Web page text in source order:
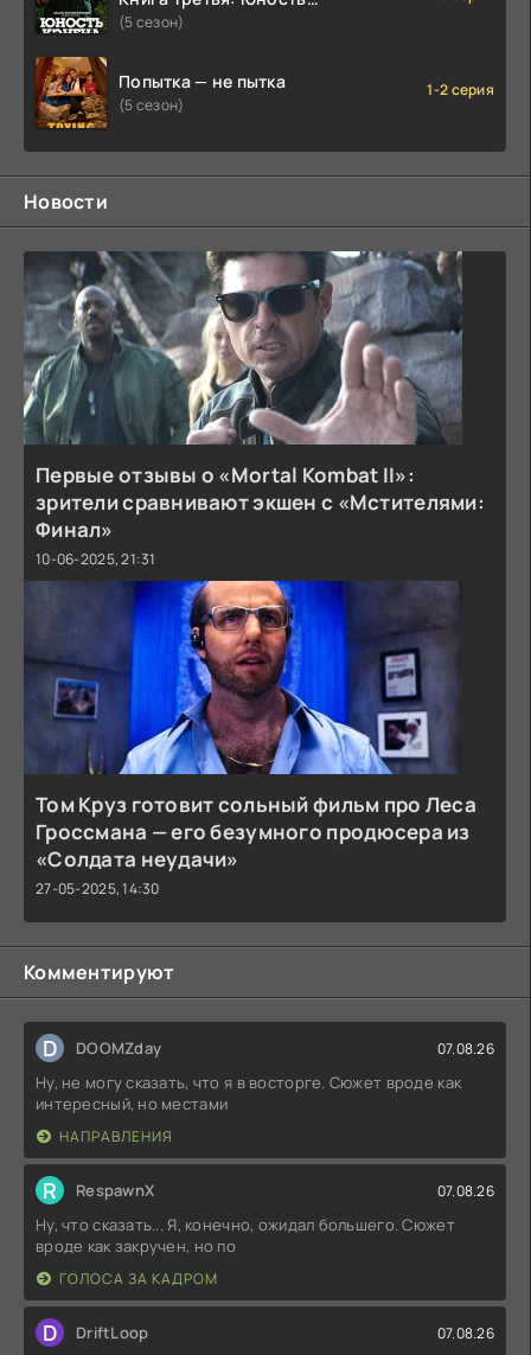
Кэнена
(5 сезон)
Попытка — не пытка
(5 сезон)
1-2 серия
Новости
Первые отзывы о «Mortal Kombat II»:
зрители сравнивают экшен с «Мстителями:
Финал»
10-06-2025, 21:31
Том Круз готовит сольный фильм про Леса
Гроссмана — его безумного продюсера из
«Солдата неудачи»
27-05-2025, 14:30
Комментируют
D DOOMZday 07.08.26
Ну, не могу сказать, что я в восторге. Сюжет вроде как
интересный, но местами
НАПРАВЛЕНИЯ
R RespawnX 07.08.26
Ну, что сказать... Я, конечно, ожидал большего. Сюжет
вроде как закручен, но по
ГОЛОСА ЗА КАДРОМ
D DriftLoop 07.08.26